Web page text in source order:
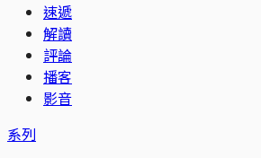
速遞
解讀
評論
播客
影音
系列